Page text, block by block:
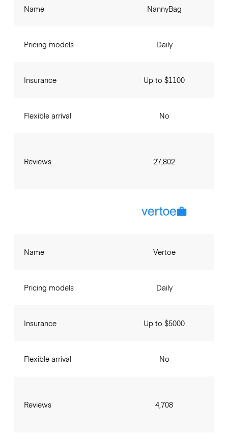
Name
Pricing models
Insurance
Flexible arrival
Reviews
NannyBag
Daily
Up to $1100
No
27,802
Name
Pricing models
Insurance
Flexible arrival
Reviews
Vertoe
Daily
Up to $5000
No
4,708